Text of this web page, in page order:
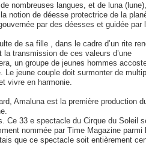
nombreuses langues, et de luna (lune),
notion de déesse protectrice de la
par des déesses et guidée par
de sa fille , dans le cadre d’un rite
transmission de ces valeurs d’une
un groupe de jeunes hommes
Le jeune couple doit surmonter de
vivre en harmonie.
Amaluna est la première production
Ce 33 e spectacle du Cirque du Soleil
nommée par Time Magazine parmi
que ce spectacle soit entièrement